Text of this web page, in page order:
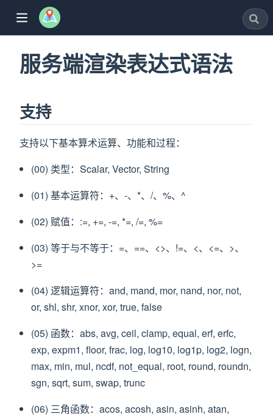
服务端渲染表达式语法
支持
支持以下基本算术运算、功能和过程：
(00) 类型：Scalar, Vector, String
(01) 基本运算符：+、-、*、/、%、^
(02) 赋值：:=, +=, -=, *=, /=, %=
(03) 等于与不等于：=、==、<>、!=、<、<=、>、
>=
(04) 逻辑运算符：and, mand, mor, nand, nor, not,
or, shl, shr, xnor, xor, true, false
(05) 函数：abs, avg, ceil, clamp, equal, erf, erfc,
exp, expm1, floor, frac, log, log10, log1p, log2, logn,
max, min, mul, ncdf, not_equal, root, round, roundn,
sgn, sqrt, sum, swap, trunc
(06) 三角函数：acos, acosh, asin, asinh, atan,